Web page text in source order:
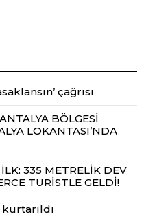
çağrısı
BÖLGESİ
LOKANTASI’NDA
335 METRELİK DEV
TURİSTLE GELDİ!